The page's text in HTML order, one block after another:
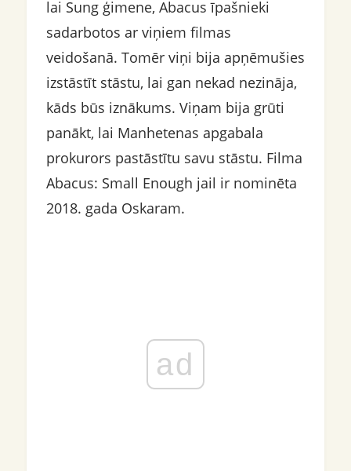
lai Sung ģimene, Abacus īpašnieki
sadarbotos ar viņiem filmas
veidošanā. Tomēr viņi bija apņēmušies
izstāstīt stāstu, lai gan nekad nezināja,
kāds būs iznākums. Viņam bija grūti
panākt, lai Manhetenas apgabala
prokurors pastāstītu savu stāstu. Filma
Abacus: Small Enough jail ir nominēta
2018. gada Oskaram.
ad